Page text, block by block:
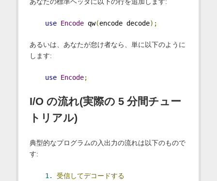
あなたの標準ヘッダに以下の行を追加します:
use Encode qw(encode decode);
あるいは、あなたが怠け者なら、単に以下のように
します:
use Encode;
I/O の流れ(実際の 5 分間チュー
トリアル)
典型的なプログラムの入出力の流れは以下のもので
す:
1.
受信してデコードする